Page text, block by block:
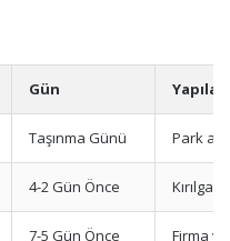
Gün
Taşınma Günü Park
4-2 Gün Önce
7-5 Gün Önce Firma